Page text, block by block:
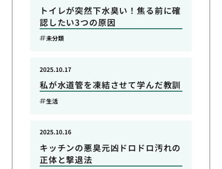
トイレが突然下水臭い！焦る前に確
認したい3つの原因
未分類
私が水道管を凍結させて学んだ教訓
2025.10.17
生活
キッチンの悪臭元凶ドロドロ汚れの
正体と撃退法
2025.10.16